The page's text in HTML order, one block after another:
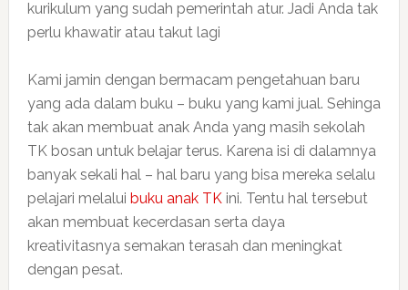
kurikulum yang sudah pemerintah atur. Jadi Anda tak
perlu khawatir atau takut lagi
Kami jamin dengan bermacam pengetahuan baru
yang ada dalam buku – buku yang kami jual. Sehinga
tak akan membuat anak Anda yang masih sekolah
TK bosan untuk belajar terus. Karena isi di dalamnya
banyak sekali hal – hal baru yang bisa mereka selalu
pelajari melalui buku anak TKini. Tentu hal tersebut
akan membuat kecerdasan serta daya
kreativitasnya semakan terasah dan meningkat
dengan pesat.